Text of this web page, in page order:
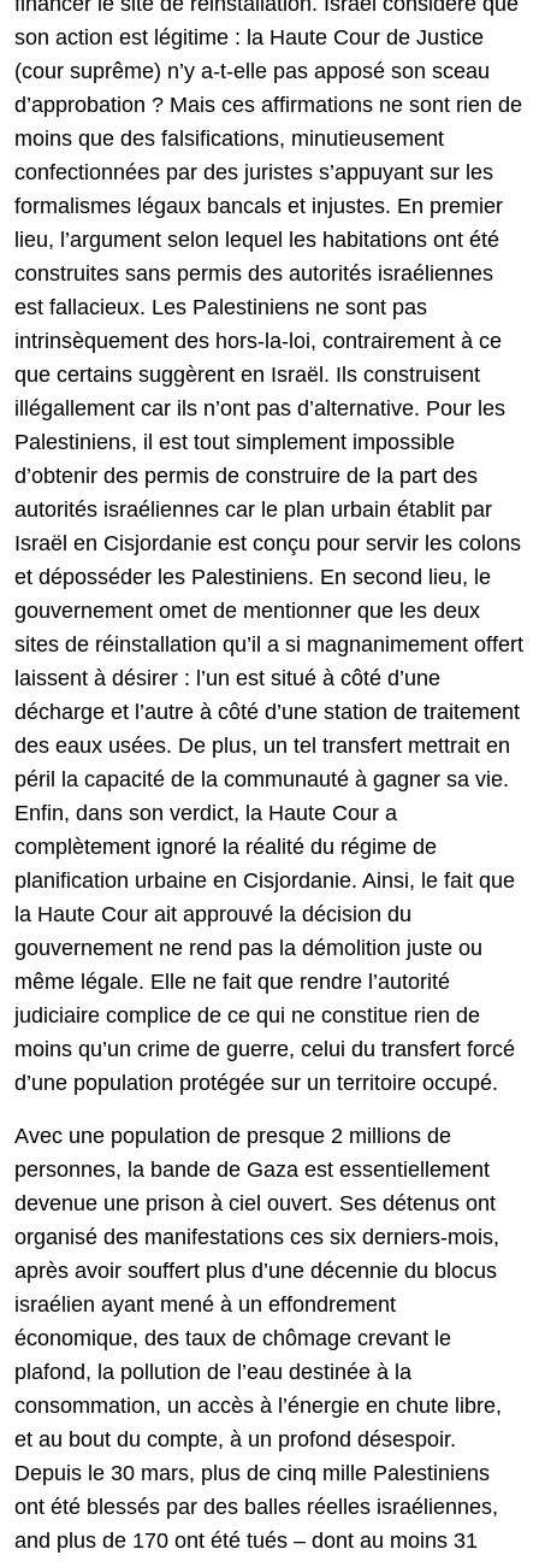
son action est légitime : la Haute Cour de Justice
(cour suprême) n’y a-t-elle pas apposé son sceau
d’approbation ? Mais ces affirmations ne sont rien de
moins que des falsifications, minutieusement
confectionnées par des juristes s’appuyant sur les
formalismes légaux bancals et injustes. En premier
lieu, l’argument selon lequel les habitations ont été
construites sans permis des autorités israéliennes
est fallacieux. Les Palestiniens ne sont pas
intrinsèquement des hors-la-loi, contrairement à ce
que certains suggèrent en Israël. Ils construisent
illégallement car ils n’ont pas d’alternative. Pour les
Palestiniens, il est tout simplement impossible
d’obtenir des permis de construire de la part des
autorités israéliennes car le plan urbain établit par
Israël en Cisjordanie est conçu pour servir les colons
et déposséder les Palestiniens. En second lieu, le
gouvernement omet de mentionner que les deux
sites de réinstallation qu’il a si magnanimement offert
laissent à désirer : l’un est situé à côté d’une
décharge et l’autre à côté d’une station de traitement
des eaux usées. De plus, un tel transfert mettrait en
péril la capacité de la communauté à gagner sa vie.
Enfin, dans son verdict, la Haute Cour a
complètement ignoré la réalité du régime de
planification urbaine en Cisjordanie. Ainsi, le fait que
la Haute Cour ait approuvé la décision du
gouvernement ne rend pas la démolition juste ou
même légale. Elle ne fait que rendre l’autorité
judiciaire complice de ce qui ne constitue rien de
moins qu’un crime de guerre, celui du transfert forcé
d’une population protégée sur un territoire occupé.
Avec une population de presque 2 millions de
personnes, la bande de Gaza est essentiellement
devenue une prison à ciel ouvert. Ses détenus ont
organisé des manifestations ces six derniers-mois,
après avoir souffert plus d’une décennie du blocus
israélien ayant mené à un effondrement
économique, des taux de chômage crevant le
plafond, la pollution de l’eau destinée à la
consommation, un accès à l’énergie en chute libre,
et au bout du compte, à un profond désespoir.
Depuis le 30 mars, plus de cinq mille Palestiniens
ont été blessés par des balles réelles israéliennes,
and plus de 170 ont été tués – dont au moins 31